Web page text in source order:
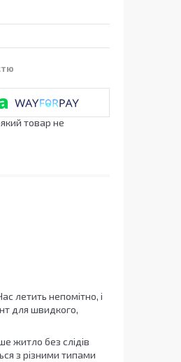
товар не
летить непомітно, і
для швидкого,
житло без слідів
з різними типами